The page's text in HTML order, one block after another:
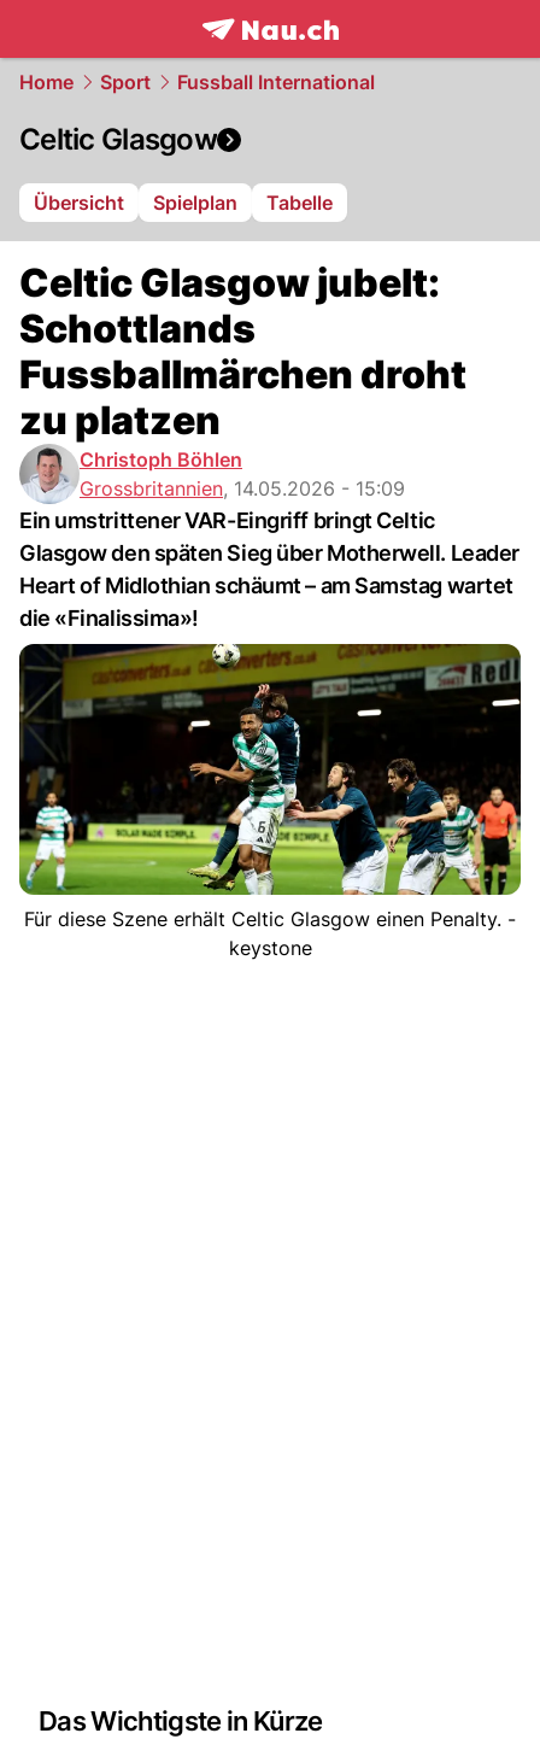
frontpage.NAU.ch
Home Sport Fussball International
Celtic Glasgow
Übersicht Spielplan Tabelle
Celtic Glasgow jubelt:
Schottlands
Fussballmärchen droht
zu platzen
Christoph Böhlen
Grossbritannien, 14.05.2026 - 15:09
Ein umstrittener VAR-Eingriff bringt Celtic
Glasgow den späten Sieg über Motherwell. Leader
Heart of Midlothian schäumt – am Samstag wartet
die «Finalissima»!
Für diese Szene erhält Celtic Glasgow einen Penalty. -
keystone
Das Wichtigste in Kürze